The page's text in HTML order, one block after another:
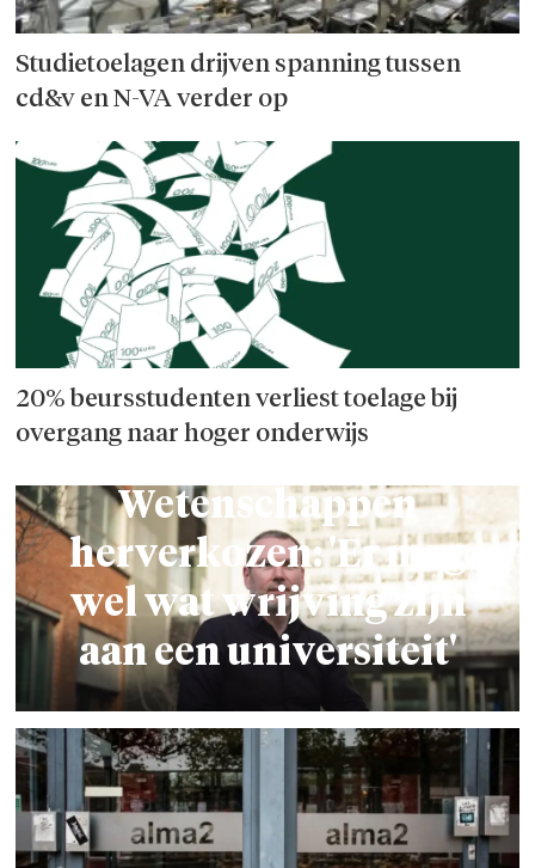
Studietoelagen drijven spanning tussen
cd&v en N-VA verder op
20% beursstudenten verliest toelage bij
overgang naar hoger onderwijs
Decaan Sociale
Wetenschappen
herverkozen: 'Er mag
wel wat wrijving zijn
aan een universiteit'